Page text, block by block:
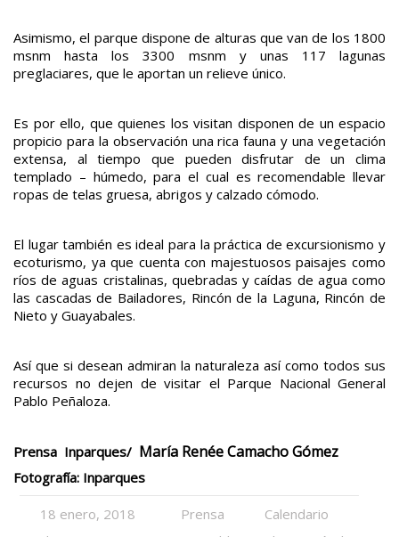
Asimismo, el parque dispone de alturas que van de los 1800
msnm hasta los 3300 msnm y unas 117 lagunas
preglaciares, que le aportan un relieve único.
Es por ello, que quienes los visitan disponen de un espacio
propicio para la observación una rica fauna y una vegetación
extensa, al tiempo que pueden disfrutar de un clima
templado – húmedo, para el cual es recomendable llevar
ropas de telas gruesa, abrigos y calzado cómodo.
El lugar también es ideal para la práctica de excursionismo y
ecoturismo, ya que cuenta con majestuosos paisajes como
ríos de aguas cristalinas, quebradas y caídas de agua como
las cascadas de Bailadores, Rincón de la Laguna, Rincón de
Nieto y Guayabales.
Así que si desean admiran la naturaleza así como todos sus
recursos no dejen de visitar el Parque Nacional General
Pablo Peñaloza.
Prensa Inparques/ María Renée Camacho Gómez
Fotografía: Inparques
18 enero, 2018 Prensa
Calendario